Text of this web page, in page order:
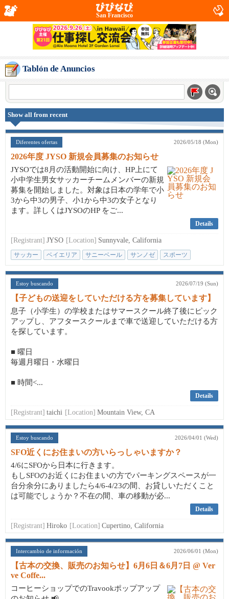
San Francisco
Tablón de Anuncios
Show all from recent
Diferentes ofertas 2026/05/18 (Mon)
2026年度 JYSO 新規会員募集のお知らせ
JYSOでは8月の活動開始に向け、HP上にて
小中学生男女サッカーチームメンバーの新規
募集を開始しました。対象は日本の学年で小
3から中3の男子、小1から中3の女子となり
ます。詳しくはJYSOのHP をご...
Details
[Registrant] JYSO [Location] Sunnyvale, California
サッカー ベイエリア サニーベール サンノゼ スポーツ
Estoy buscando 2026/07/19 (Sun)
【子どもの送迎をしていただける方を募集しています】
息子（小学生）の学校またはサマースクール終了後にピック
アップし、アフタースクールまで車で送迎していただける方
を探しています。
■ 曜日
毎週月曜日・水曜日
■ 時間<...
Details
[Registrant] taichi [Location] Mountain View, CA
Estoy buscando 2026/04/01 (Wed)
SFO近くにお住まいの方いらっしゃいますか？
4/6にSFOから日本に行きます。
もしSFOのお近くにお住まいの方でパーキングスペースが一
台分余分にありましたら4/6-4/23の間、お貸しいただくこと
は可能でしょうか？不在の間、車の移動が必...
Details
[Registrant] Hiroko [Location] Cupertino, California
Intercambio de información 2026/06/01 (Mon)
【古本の交換、販売のお知らせ】6月6日＆6月7日 @ Ver
ve Coffe...
コーヒーショップでのTravookポップアップ